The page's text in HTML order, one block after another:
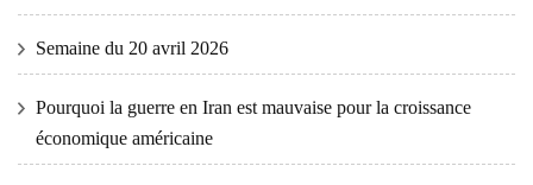
Semaine du 20 avril 2026
Pourquoi la guerre en Iran est mauvaise pour la croissance
économique américaine